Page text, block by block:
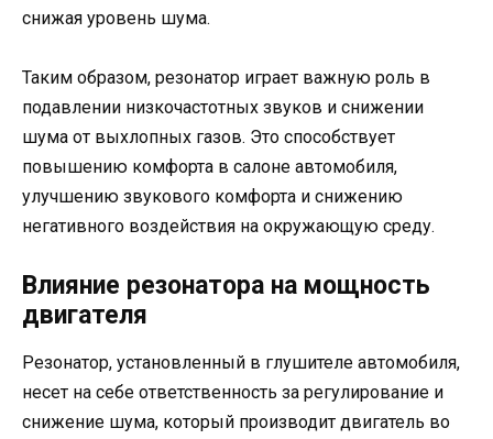
снижая уровень шума.
Таким образом, резонатор играет важную роль в
подавлении низкочастотных звуков и снижении
шума от выхлопных газов. Это способствует
повышению комфорта в салоне автомобиля,
улучшению звукового комфорта и снижению
негативного воздействия на окружающую среду.
Влияние резонатора на мощность
двигателя
Резонатор, установленный в глушителе автомобиля,
несет на себе ответственность за регулирование и
снижение шума, который производит двигатель во